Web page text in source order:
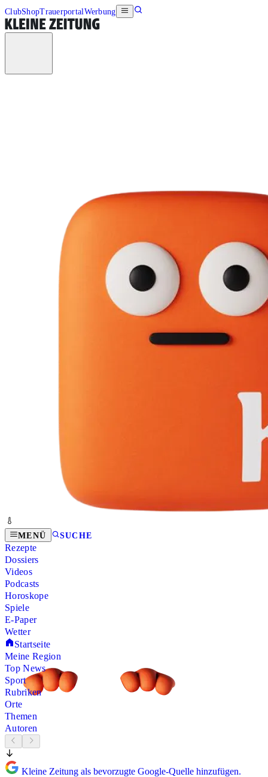
ClubShopTrauerportalWerbung
MENÜ SUCHE
Rezepte
Dossiers
Videos
Podcasts
Horoskope
Spiele
E-Paper
Wetter
Startseite
Meine Region
Top News
Sport
Rubriken
Orte
Themen
Autoren
Kleine Zeitung als bevorzugte Google-Quelle hinzufügen.